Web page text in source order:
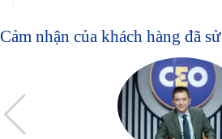
Cảm nhận của khách hàng đã